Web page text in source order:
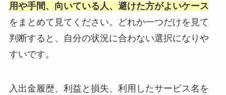
用や手間、向いている人、避けた方がよいケース
をまとめて見てください。どれか一つだけを見て
判断すると、自分の状況に合わない選択になりや
すいです。
入出金履歴、利益と損失、利用したサービス名を